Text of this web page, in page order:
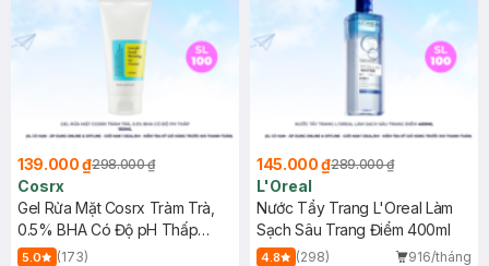
139.000 ₫298.000 ₫
Cosrx
Gel Rửa Mặt Cosrx Tràm Trà,
0.5% BHA Có Độ pH Thấp
150ml
5.0
(173)
145.000 ₫289.000 ₫
L'Oreal
Nước Tẩy Trang L'Oreal Làm
Sạch Sâu Trang Điểm 400ml
4.8 (298)
916/tháng